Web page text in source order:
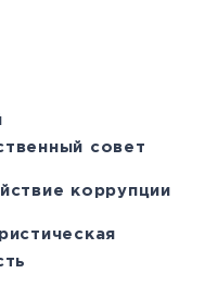
совет
коррупции